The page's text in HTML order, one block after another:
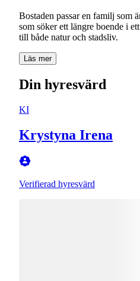
Bostaden passar en familj som
som söker ett längre boende i
till både natur och stadsliv.
Läs mer
Din hyresvärd
KI
Krystyna Irena
Verifierad hyresvärd